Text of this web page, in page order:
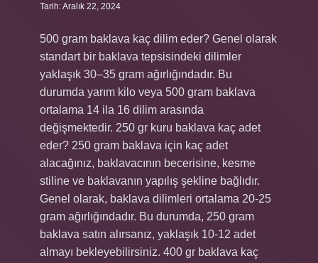
Tarih: Aralık 22, 2024
500 gram baklava kaç dilim eder? Genel olarak
standart bir baklava tepsisindeki dilimler
yaklaşık 30–35 gram ağırlığındadır. Bu
durumda yarım kilo veya 500 gram baklava
ortalama 14 ila 16 dilim arasında
değişmektedir. 250 gr kuru baklava kaç adet
eder? 250 gram baklava için kaç adet
alacağınız, baklavacının becerisine, kesme
stiline ve baklavanın yapılış şekline bağlıdır.
Genel olarak, baklava dilimleri ortalama 20-25
gram ağırlığındadır. Bu durumda, 250 gram
baklava satın alırsanız, yaklaşık 10-12 adet
almayı bekleyebilirsiniz. 400 gr baklava kaç